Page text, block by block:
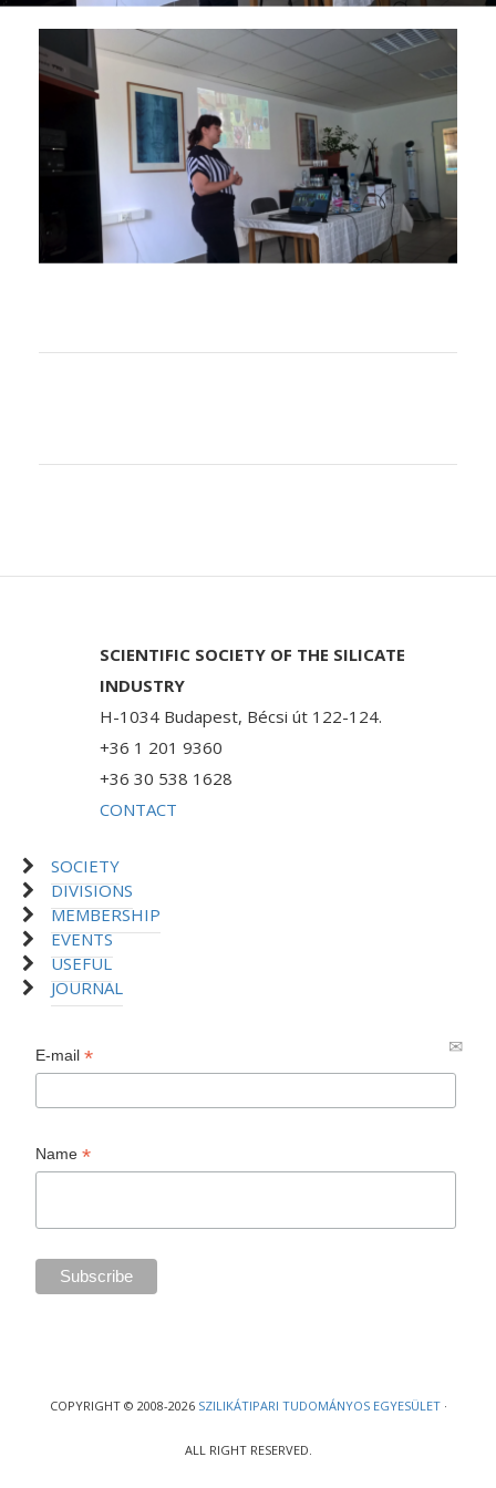
SCIENTIFIC SOCIETY OF THE SILICATE
INDUSTRY
H-1034 Budapest, Bécsi út 122-124.
+36 1 201 9360
+36 30 538 1628
CONTACT
SOCIETY
DIVISIONS
MEMBERSHIP
EVENTS
USEFUL
JOURNAL
E-mail*
Name*
COPYRIGHT © 2008-2026 SZILIKÁTIPARI TUDOMÁNYOS EGYESÜLET·
ALL RIGHT RESERVED.